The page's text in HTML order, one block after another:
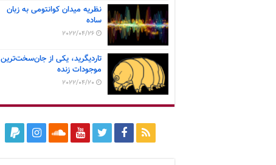
نظریه میدان کوانتومی به زبان
ساده
2022/04/26
تاردیگرید، یکی از جان‌سخت‌ترین
موجودات زنده
2022/04/20